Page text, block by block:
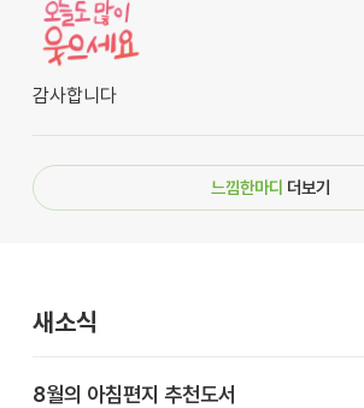
감사합니다
느낌한마디 더보기
새소식
8월의 아침편지 추천도서